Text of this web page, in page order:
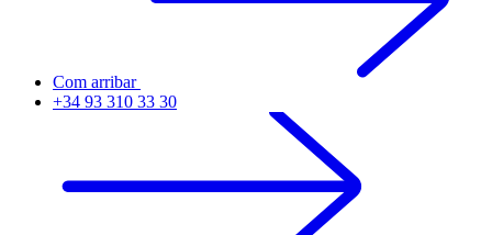
Com arribar
+34 93 310 33 30